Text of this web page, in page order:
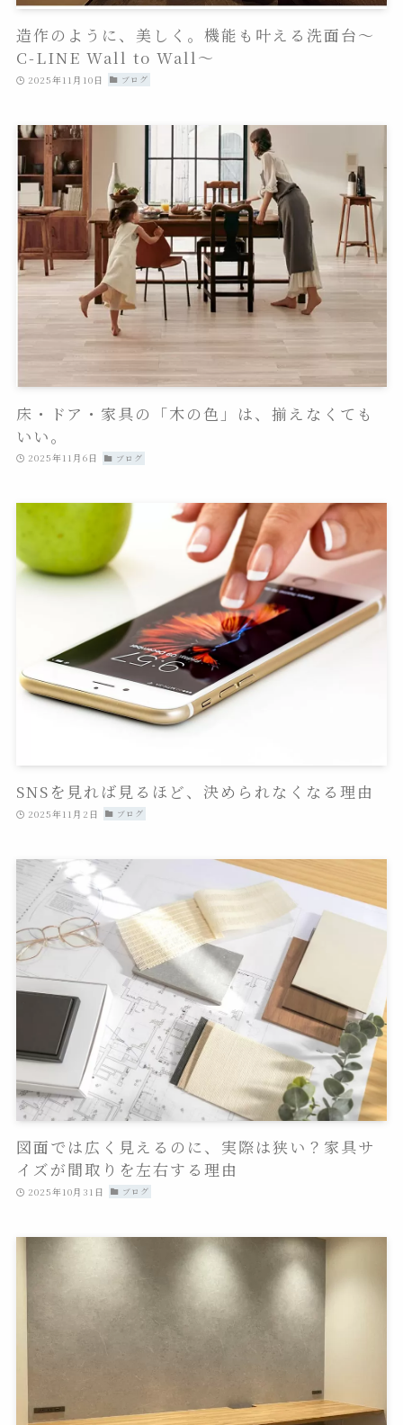
造作のように、美しく。機能も叶える洗面台～
C-LINE Wall to Wall～
2025年11月10日 ブログ
床・ドア・家具の「木の色」は、揃えなくても
いい。
2025年11月6日 ブログ
SNSを見れば見るほど、決められなくなる理由
2025年11月2日 ブログ
図面では広く見えるのに、実際は狭い？家具サ
イズが間取りを左右する理由
2025年10月31日 ブログ